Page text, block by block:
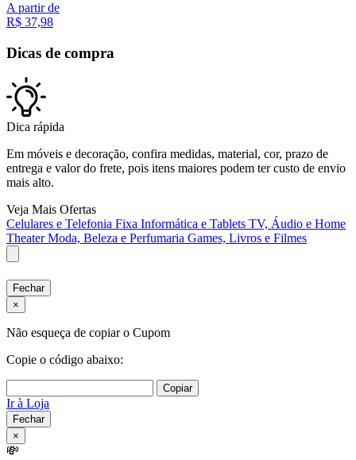
A partir de
R$ 37,98
Dicas de compra
Dica rápida
Em móveis e decoração, confira medidas, material, cor, prazo de
entrega e valor do frete, pois itens maiores podem ter custo de envio
mais alto.
Veja Mais Ofertas
Celulares e Telefonia Fixa Informática e Tablets TV, Áudio e Home
TheaterModa, Beleza e Perfumaria Games, Livros e Filmes
Fechar
×
Não esqueça de copiar o Cupom
Copie o código abaixo:
Copiar
Ir à Loja
Fechar
×
💸